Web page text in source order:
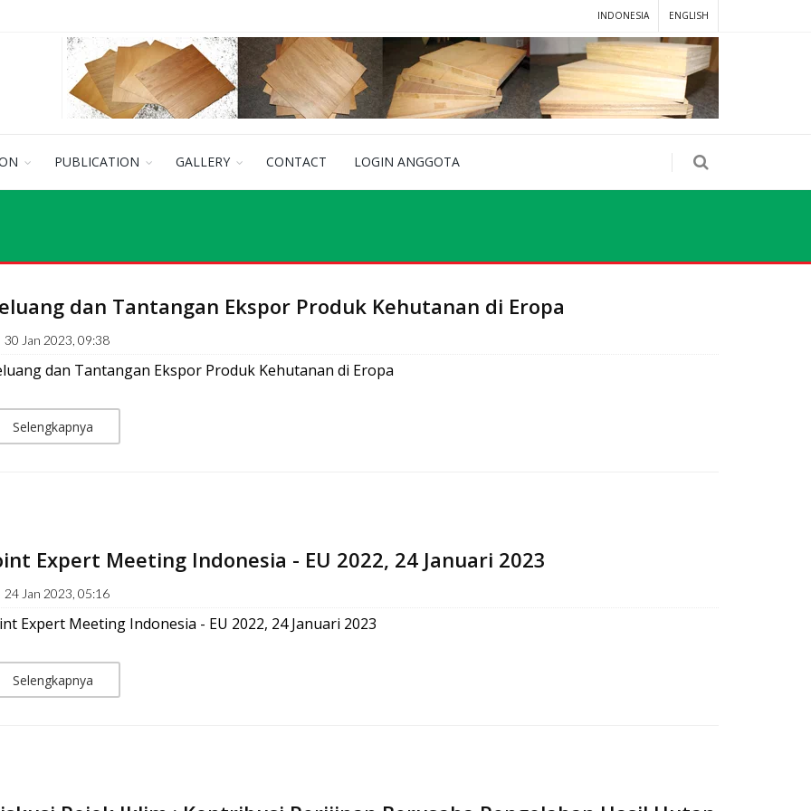
INDONESIA ENGLISH
PUBLICATION GALLERY CONTACT LOGIN ANGGOTA
dan Tantangan Ekspor Produk Kehutanan di Eropa
30 Jan 2023, 09:38
dan Tantangan Ekspor Produk Kehutanan di Eropa
Selengkapnya
Expert Meeting Indonesia - EU 2022, 24 Januari 2023
24 Jan 2023, 05:16
Expert Meeting Indonesia - EU 2022, 24 Januari 2023
Selengkapnya